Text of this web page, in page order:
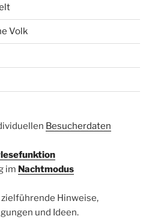
Volk
Besucherdaten
im Nachtmodus
Hinweise,
und Ideen.